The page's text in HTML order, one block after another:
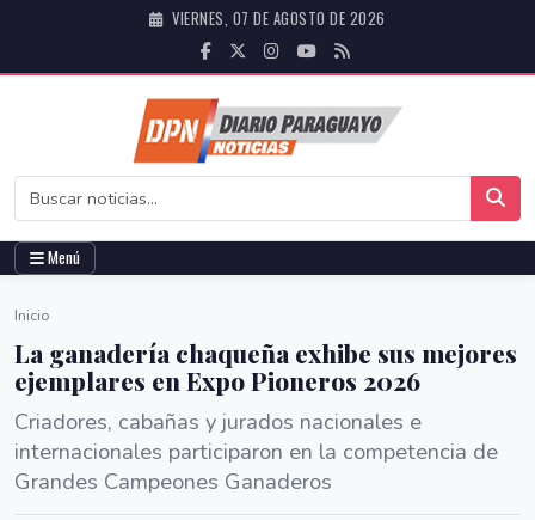
VIERNES, 07 DE AGOSTO DE 2026
Menú
Inicio
La ganadería chaqueña exhibe sus mejores
ejemplares en Expo Pioneros 2026
Criadores, cabañas y jurados nacionales e
internacionales participaron en la competencia de
Grandes Campeones Ganaderos